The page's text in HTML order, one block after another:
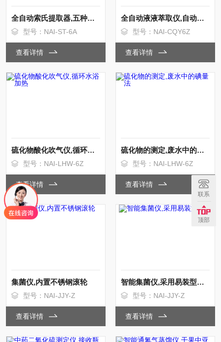
全自动索氏提取器,五种可选择的抽提方式
型号：NAI-ST-6A
查看详情
全自动液液萃取仪,自动排废
型号：NAI-CQY6Z
查看详情
硫化物酸化吹气仪,循环水浴加热
型号：NAI-LHW-6Z
查看详情
硫化物的测定,废水中的碘量法
型号：NAI-LHW-6Z
查看详情
集菌仪,内置不锈钢滚轮
型号：NAI-JJY-Z
查看详情
智能集菌仪,采用易装型泵头
型号：NAI-JJY-Z
查看详情
联系
顶部